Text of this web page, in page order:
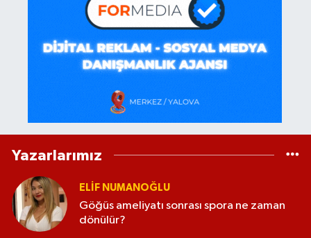
Yazarlarımız
ELİF NUMANOĞLU
Göğüs ameliyatı sonrası spora ne zaman
dönülür?